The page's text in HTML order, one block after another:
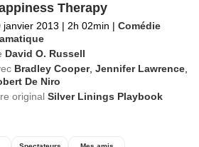
Therapy
janvier 2013 | 2h 02min | Comédie
David O. Russell
Bradley Cooper,Jennifer Lawrence
De Niro
originalSilver Linings Playbook